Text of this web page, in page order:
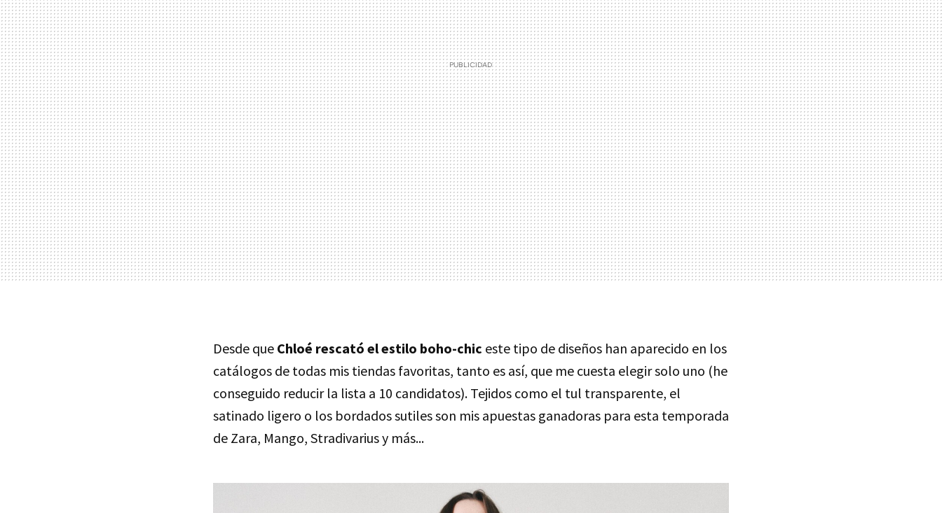
Desde que Chloé rescató el estilo boho-chic este tipo de diseños han aparecido en los
catálogos de todas mis tiendas favoritas, tanto es así, que me cuesta elegir solo uno (he
conseguido reducir la lista a 10 candidatos). Tejidos como el tul transparente, el
satinado ligero o los bordados sutiles son mis apuestas ganadoras para esta temporada
de Zara, Mango, Stradivarius y más...